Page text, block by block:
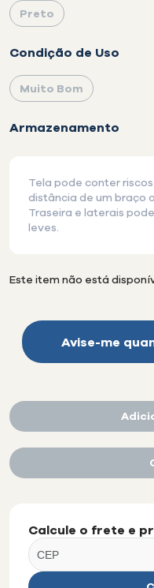
Preto
Condição de Uso
Muito Bom
Armazenamento
Tela pode conter
distância de um braço
Traseira e laterais
leves.
Disponibilidade:
Este item não está
Avise-me
Calcule o frete e